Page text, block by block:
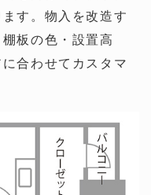
す。物入を改造す
板の色・設置高
合わせてカスタマ